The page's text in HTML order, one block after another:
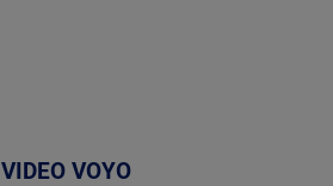
VIDEO VOYO